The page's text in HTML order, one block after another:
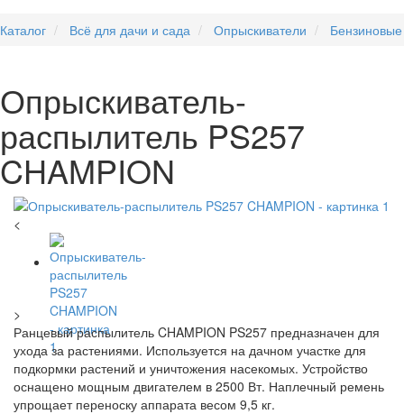
Каталог Всё для дачи и сада Опрыскиватели Бензиновые
Опрыскиватель-
распылитель PS257
CHAMPION
<
>
Ранцевый распылитель CHAMPION PS257 предназначен для
ухода за растениями. Используется на дачном участке для
подкормки растений и уничтожения насекомых. Устройство
оснащено мощным двигателем в 2500 Вт. Наплечный ремень
упрощает переноску аппарата весом 9,5 кг.